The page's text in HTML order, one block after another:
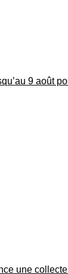
9 août
une